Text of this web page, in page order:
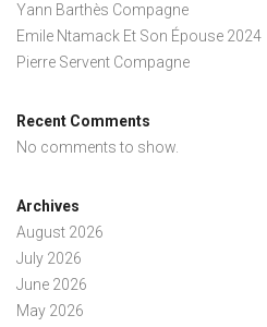
Yann Barthès Compagne
Emile Ntamack Et Son Épouse 2024
Pierre Servent Compagne
Recent Comments
No comments to show.
Archives
August 2026
July 2026
June 2026
May 2026